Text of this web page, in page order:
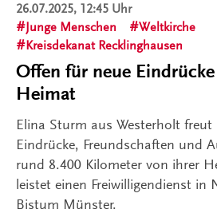
26.07.2025, 12:45 Uhr
Junge Menschen
Weltkirche
Kreisdekanat Recklinghausen
Offen für neue
Heimat
Elina Sturm aus Westerholt freut
Eindrücke, Freundschaften und
rund 8.400 Kilometer von ihrer
leistet einen Freiwilligendienst in
Bistum Münster.